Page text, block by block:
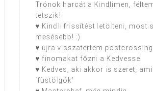
Trónok harcát a Kindlimen,
tetszik!
♥ Kindli frissítést letölteni, most
mesésebb! :)
♥ újra visszatértem
♥ finomakat főzni a Kedvessel
♥ Kedves, aki akkor is szeret,
‘füstölgök’